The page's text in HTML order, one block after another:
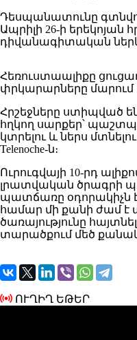
Դեսպանատունը
Ապրիլի 26-ի երեկոյան
դիվանագիտական
Հեռուստաալիքը
փրկարարները մարում
Հրշեջները ստիպված
հղկող սարքեր՝
կտրելու և ներս
Telenoche-ն։
Ուրուգվայի 10-րդ
լրատվական ծրագրի
պատճառը օդորակիչն է
համար մի քանի ժամ է
ծառայությունը
տարածքում մեծ
ՈՒՂԻՂ ԵԹԵՐ